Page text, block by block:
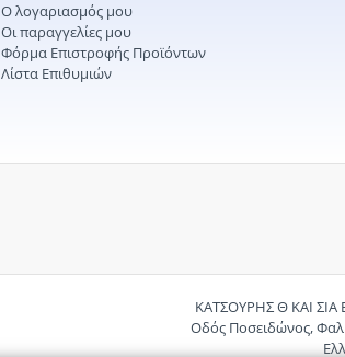
Ο λογαριασμός μου
Οι παραγγελίες μου
Φόρμα Επιστροφής Προϊόντων
Λίστα Επιθυμιών
ΚΑΤΣΟΥΡΗΣ Θ ΚΑΙ
Οδός Ποσειδώνος,